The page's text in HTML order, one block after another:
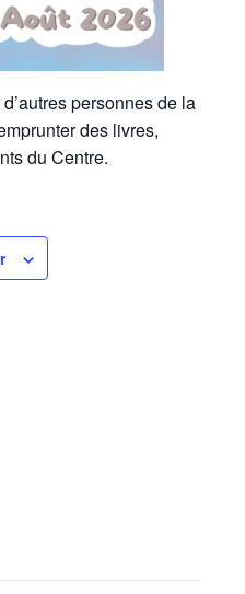
personnes de la
des livres,
du Centre.